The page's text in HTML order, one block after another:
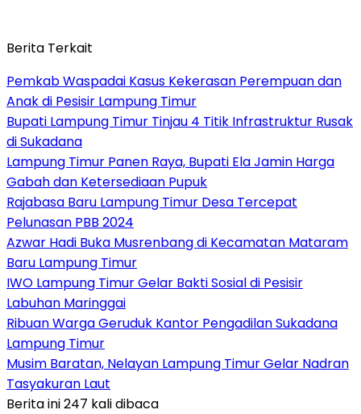
Berita Terkait
Pemkab Waspadai Kasus Kekerasan Perempuan dan
Anak di Pesisir Lampung Timur
Bupati Lampung Timur Tinjau 4 Titik Infrastruktur Rusak
di Sukadana
Lampung Timur Panen Raya, Bupati Ela Jamin Harga
Gabah dan Ketersediaan Pupuk
Rajabasa Baru Lampung Timur Desa Tercepat
Pelunasan PBB 2024
Azwar Hadi Buka Musrenbang di Kecamatan Mataram
Baru Lampung Timur
IWO Lampung Timur Gelar Bakti Sosial di Pesisir
Labuhan Maringgai
Ribuan Warga Geruduk Kantor Pengadilan Sukadana
Lampung Timur
Musim Baratan, Nelayan Lampung Timur Gelar Nadran
Tasyakuran Laut
Berita ini 247 kali dibaca